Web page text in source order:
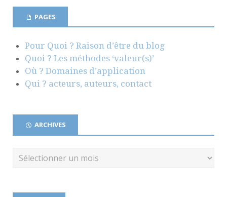
PAGES
Pour Quoi ? Raison d’être du blog
Quoi ? Les méthodes ‘valeur(s)’
Où ? Domaines d’application
Qui ? acteurs, auteurs, contact
ARCHIVES